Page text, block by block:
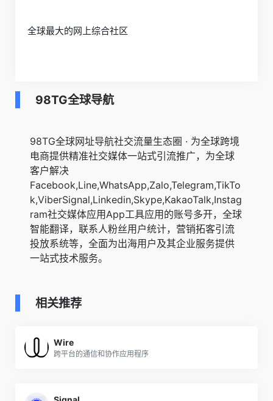
全球最大的网上综合社区
98TG全球导航
98TG全球网址导航社交流量生态圈 · 为全球跨境
电商提供精准社交媒体一站式引流推广，为全球
客户解决
Facebook,Line,WhatsApp,Zalo,Telegram,TikTo
k,ViberSignal,Linkedin,Skype,KakaoTalk,Instag
ram社交媒体应用App工具应用的账号多开，全球
智能翻译，联系人粉丝用户统计，营销拓客引流
投放系统等，全面为出海用户及其企业服务提供
一站式技术服务。
相关推荐
Wire
跨平台的通信和协作应用程序